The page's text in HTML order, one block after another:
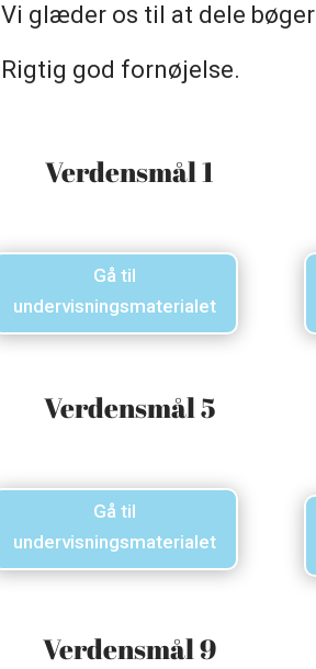
Vi glæder os til at dele
Rigtig god fornøjelse.
Verdensmål 1
Gå til
undervisningsmaterialet
Verdensmål 5
Gå til
undervisningsmaterialet
Verdensmål 9